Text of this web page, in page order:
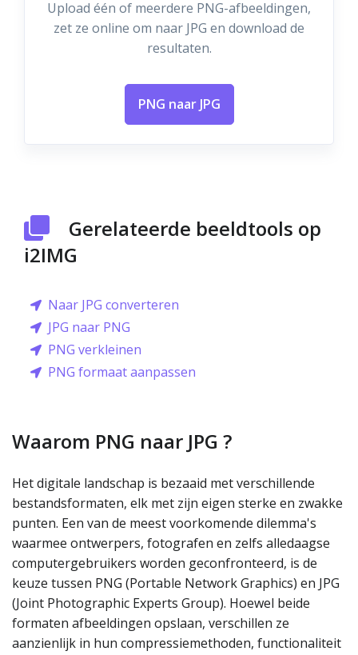
Upload één of meerdere PNG-afbeeldingen,
zet ze online om naar JPG en download de
resultaten.
PNG naar JPG
Gerelateerde beeldtools op
i2IMG
Naar JPG converteren
JPG naar PNG
PNG verkleinen
PNG formaat aanpassen
Waarom PNG naar JPG ?
Het digitale landschap is bezaaid met verschillende
bestandsformaten, elk met zijn eigen sterke en zwakke
punten. Een van de meest voorkomende dilemma's
waarmee ontwerpers, fotografen en zelfs alledaagse
computergebruikers worden geconfronteerd, is de
keuze tussen PNG (Portable Network Graphics) en JPG
(Joint Photographic Experts Group). Hoewel beide
formaten afbeeldingen opslaan, verschillen ze
aanzienlijk in hun compressiemethoden, functionaliteit